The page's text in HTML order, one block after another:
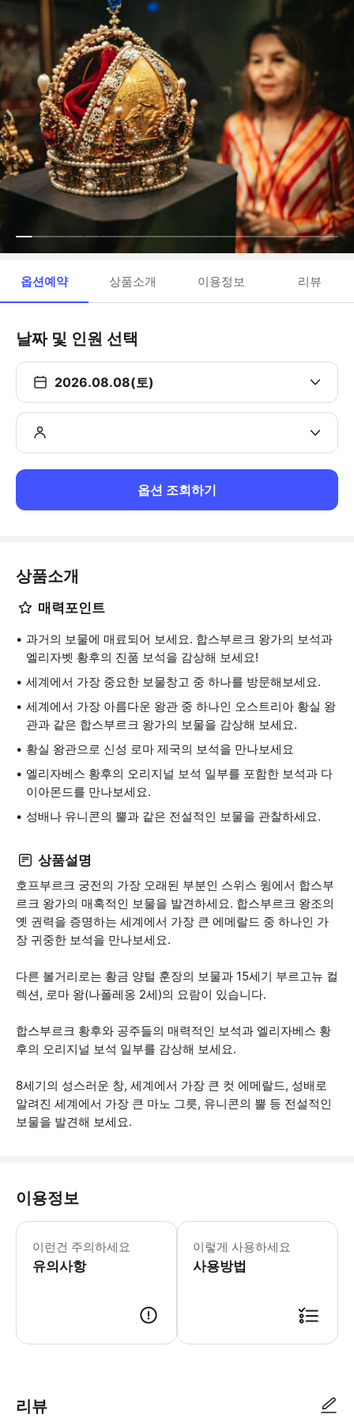
옵션예약 상품소개 이용정보 리뷰
날짜 및 인원 선택
2026.08.08(토)
옵션 조회하기
상품소개
매력포인트
과거의 보물에 매료되어 보세요. 합스부르크 왕가의 보석과
엘리자벳 황후의 진품 보석을 감상해 보세요!
세계에서 가장 중요한 보물창고 중 하나를 방문해보세요.
세계에서 가장 아름다운 왕관 중 하나인 오스트리아 황실 왕
관과 같은 합스부르크 왕가의 보물을 감상해 보세요.
황실 왕관으로 신성 로마 제국의 보석을 만나보세요
엘리자베스 황후의 오리지널 보석 일부를 포함한 보석과 다
이아몬드를 만나보세요.
성배나 유니콘의 뿔과 같은 전설적인 보물을 관찰하세요.
상품설명
호프부르크 궁전의 가장 오래된 부분인 스위스 윙에서 합스부
르크 왕가의 매혹적인 보물을 발견하세요. 합스부르크 왕조의
옛 권력을 증명하는 세계에서 가장 큰 에메랄드 중 하나인 가
장 귀중한 보석을 만나보세요.
다른 볼거리로는 황금 양털 훈장의 보물과 15세기 부르고뉴 컬
렉션, 로마 왕(나폴레옹 2세)의 요람이 있습니다.
합스부르크 황후와 공주들의 매력적인 보석과 엘리자베스 황
후의 오리지널 보석 일부를 감상해 보세요.
8세기의 성스러운 창, 세계에서 가장 큰 컷 에메랄드, 성배로
알려진 세계에서 가장 큰 마노 그릇, 유니콘의 뿔 등 전설적인
보물을 발견해 보세요.
이용정보
이런건 주의하세요
유의사항
만 19세 미만의 어린이와 청소년은
이렇게 사용하세요
사용방법
리뷰